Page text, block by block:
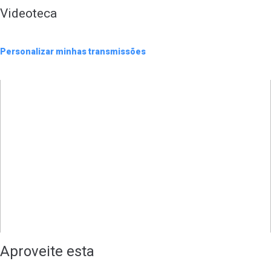
Videoteca
Personalizar minhas transmissões
Aproveite esta